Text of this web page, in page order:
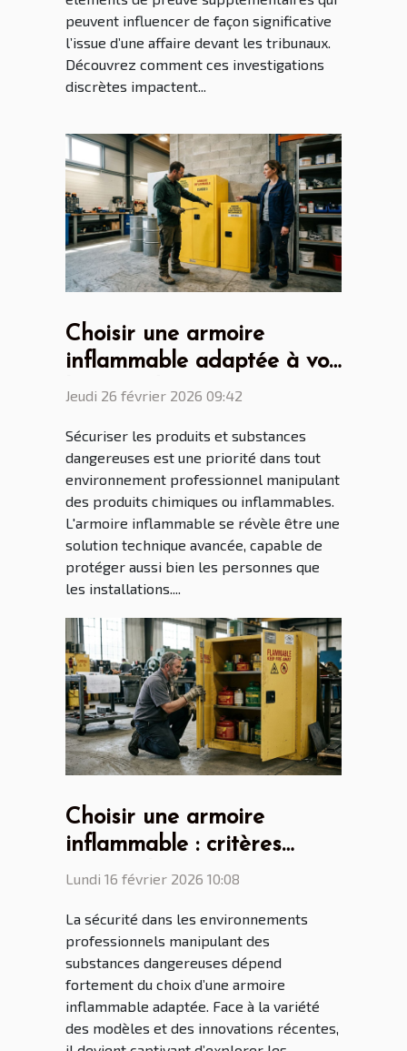
peuvent influencer de façon significative
l’issue d’une affaire devant les tribunaux.
Découvrez comment ces investigations
discrètes impactent...
Choisir une armoire
inflammable adaptée à vos
besoins de sécurité
Jeudi 26 février 2026 09:42
Sécuriser les produits et substances
dangereuses est une priorité dans tout
environnement professionnel manipulant
des produits chimiques ou inflammables.
L'armoire inflammable se révèle être une
solution technique avancée, capable de
protéger aussi bien les personnes que
les installations....
Choisir une armoire
inflammable : critères
essentiels et nouveautés
Lundi 16 février 2026 10:08
La sécurité dans les environnements
professionnels manipulant des
substances dangereuses dépend
fortement du choix d’une armoire
inflammable adaptée. Face à la variété
des modèles et des innovations récentes,